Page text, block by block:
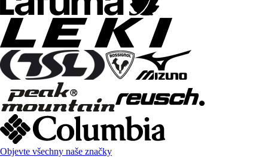
Objevte všechny naše značky